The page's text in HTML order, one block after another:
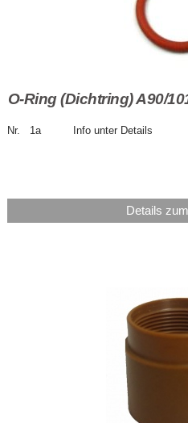
O-Ring (Dichtring) A90/
Nr. 1a Info unter Details
Details